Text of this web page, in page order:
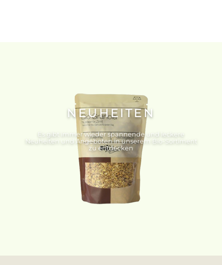
NEUHEITEN
Es gibt immer wieder spannende und leckere
Neuheiten und Angeboten in unserem Bio-Sortiment
zu entdecken